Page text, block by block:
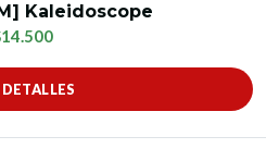
Kaleidoscope